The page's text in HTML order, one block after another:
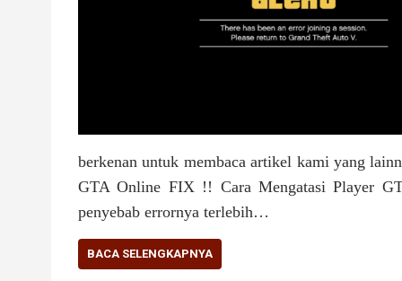
berkenan untuk membaca artikel kami yang
GTA Online FIX !! Cara Mengatasi Player
penyebab errornya terlebih…
BACA SELENGKAPNYA